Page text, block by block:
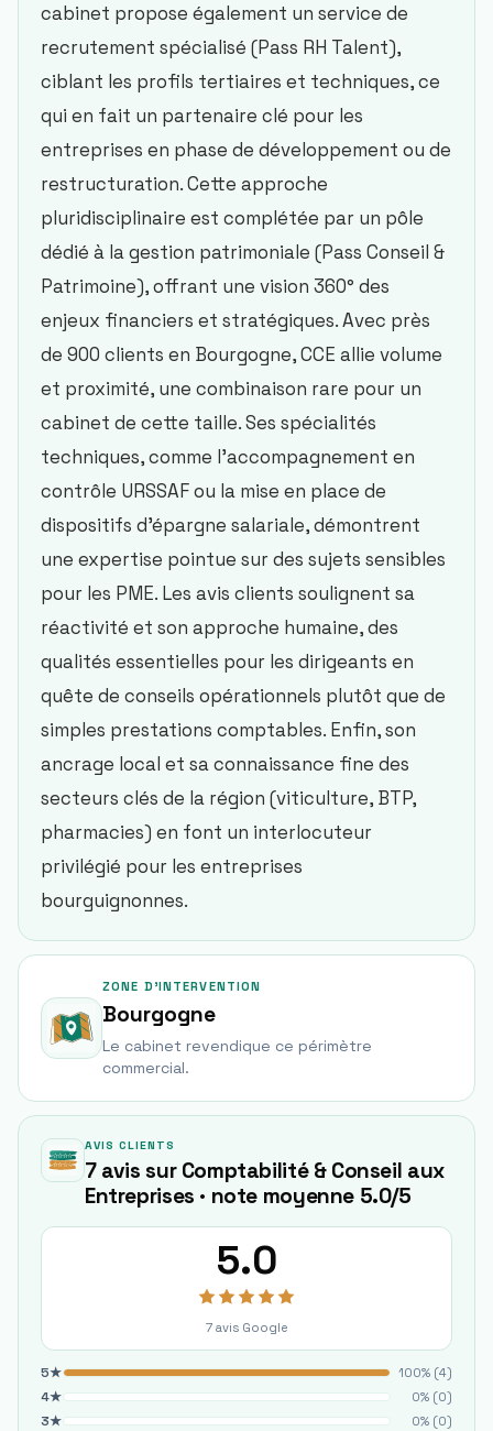
cabinet propose également un service de
recrutement spécialisé (Pass RH Talent),
ciblant les profils tertiaires et techniques, ce
qui en fait un partenaire clé pour les
entreprises en phase de développement ou de
restructuration. Cette approche
pluridisciplinaire est complétée par un pôle
dédié à la gestion patrimoniale (Pass Conseil &
Patrimoine), offrant une vision 360° des
enjeux financiers et stratégiques. Avec près
de 900 clients en Bourgogne, CCE allie volume
et proximité, une combinaison rare pour un
cabinet de cette taille. Ses spécialités
techniques, comme l’accompagnement en
contrôle URSSAF ou la mise en place de
dispositifs d’épargne salariale, démontrent
une expertise pointue sur des sujets sensibles
pour les PME. Les avis clients soulignent sa
réactivité et son approche humaine, des
qualités essentielles pour les dirigeants en
quête de conseils opérationnels plutôt que de
simples prestations comptables. Enfin, son
ancrage local et sa connaissance fine des
secteurs clés de la région (viticulture, BTP,
pharmacies) en font un interlocuteur
privilégié pour les entreprises
bourguignonnes.
ZONE D'INTERVENTION
Bourgogne
Le cabinet revendique ce périmètre
commercial.
AVIS CLIENTS
7 avis sur Comptabilité & Conseil aux
Entreprises · note moyenne 5.0/5
5.0
7avis Google
5★ 100% (4)
4★ 0% (0)
3★ 0% (0)